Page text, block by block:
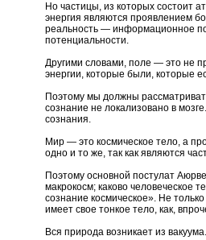
Но частицы, из которых состоит
энергия являются проявлением
реальность — информационное
потенциальности.
Другими словами, поле — это не
энергии, которые были, которые
Поэтому мы должны
сознание не локализовано в
сознания.
Мир — это космическое тело, а
одно и то же, так как являются
Поэтому основной постулат
макрокосм; каково человеческое
сознание космическое». Не
имеет свое тонкое тело, как,
Вся природа возникает из